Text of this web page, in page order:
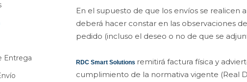
En el supuesto de que los envíos se
deberá hacer constar en las observaciones
pedido (incluso el deseo o no de que se
RDC Smart Solutions remitirá factura física y
cumplimiento de la normativa vigente (Real
Entrega